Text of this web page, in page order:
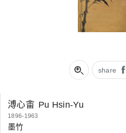
share
溥心畬 Pu Hsin-Yu
1896-1963
墨竹